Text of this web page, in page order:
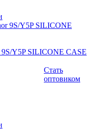
Y5P SILICONE CASE
Стать
оптовиком